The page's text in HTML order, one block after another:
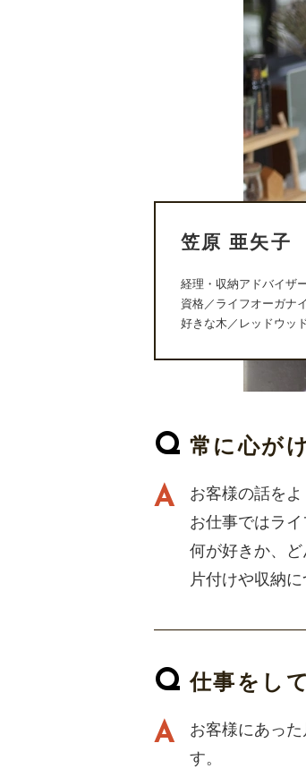
笠原 亜矢子
経理・収納アドバイザ
資格／ライフオーガナ
好きな木／レッドウッ
常に心が
お客様の話をよ
お仕事ではラ
何が好きか、
片付けや収納
仕事をし
お客様にあっ
す。